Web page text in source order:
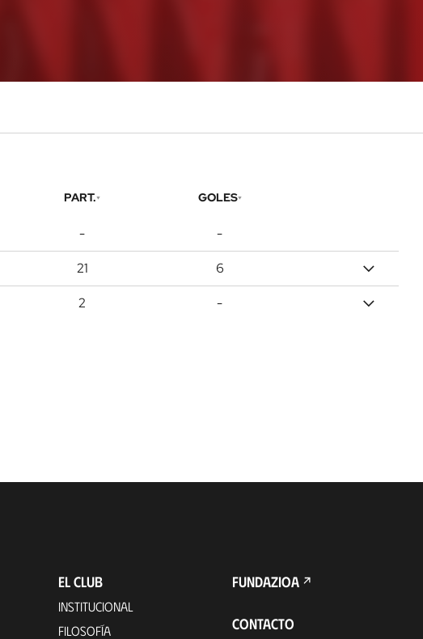
PART. GOLES
- -
21 6
2 -
EL CLUB
INSTITUCIONAL
FILOSOFÍA
FUNDAZIOA
CONTACTO